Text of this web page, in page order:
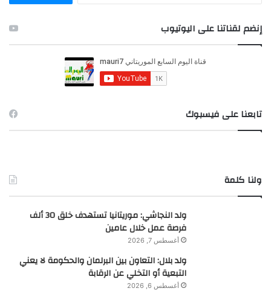
ن
:
إنضم لقناتنا على اليوتيوب
تابعنا على فيسبوك
ولنا كلمة
ولد النجاشي: موريتانيا تستهدف خلق 30 ألف
فرصة عمل خلال عامين
أغسطس 7, 2026
ولد بلال: التعاون بين البرلمان والحكومة لا يعني
التبعية أو التخلي عن الرقابة
أغسطس 6, 2026